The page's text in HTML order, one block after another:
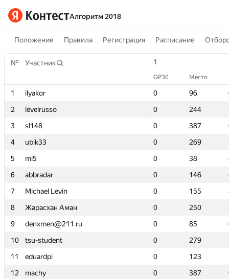
Алгоритм 2018
Положение Правила Регистрация Расписание
№ Участник 1
GP30 Место
1 ilyakor 0 96
2
levelrusso 0 244
3
sl148 0 387
4
ubik33 0 269
5
mi5 0 38
6
abbradar 0 146
7
Michael Levin 0 155
8
Жарасхан Аман 0 250
9
denxmen@211.ru 0 85
10
tsu-student 0 279
11
eduardpi 0 123
12
machy 0 387
№ Участник 1
GP30 Место
1 ilyakor 0 96
2
levelrusso 0 244
3
sl148 0 387
4
ubik33 0 269
5
mi5 0 38
6
abbradar 0 146
7
Michael Levin 0 155
8
Жарасхан Аман 0 250
9
denxmen@211.ru 0 85
10
tsu-student 0 279
11
eduardpi 0 123
12
machy 0 387